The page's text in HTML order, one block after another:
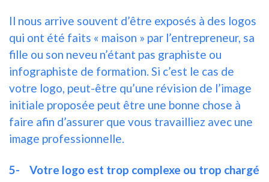
Il nous arrive souvent d’être exposés à des logos
qui ont été faits « maison » par l’entrepreneur, sa
fille ou son neveu n’étant pas graphiste ou
infographiste de formation. Si c’est le cas de
votre logo, peut-être qu’une révision de l’image
initiale proposée peut être une bonne chose à
faire afin d’assurer que vous travailliez avec une
image professionnelle.
5- Votre logo est trop complexe ou trop chargé